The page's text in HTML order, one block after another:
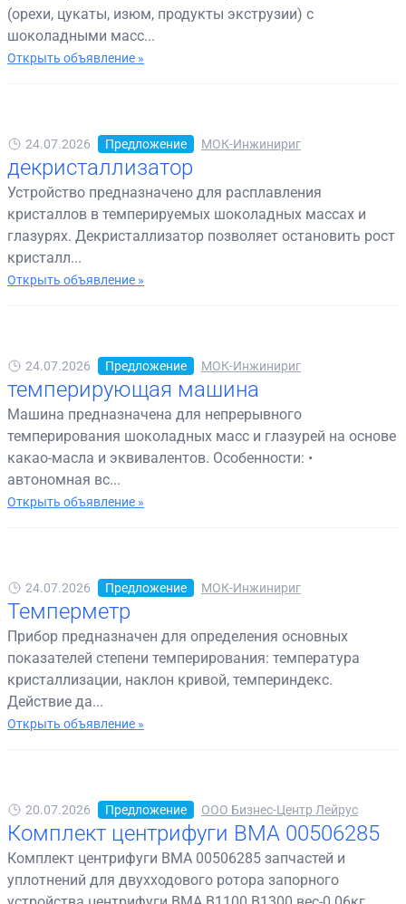
(орехи, цукаты, изюм, продукты экструзии) с
шоколадными масс...
Открыть объявление »
24.07.2026 Предложение МОК-Инжинириг
декристаллизатор
Устройство предназначено для расплавления
кристаллов в темперируемых шоколадных массах и
глазурях. Декристаллизатор позволяет остановить рост
кристалл...
Открыть объявление »
24.07.2026 Предложение МОК-Инжинириг
темперирующая машина
Машина предназначена для непрерывного
темперирования шоколадных масс и глазурей на основе
какао-масла и эквивалентов. Особенности: •
автономная вс...
Открыть объявление »
24.07.2026 Предложение МОК-Инжинириг
Темперметр
Прибор предназначен для определения основных
показателей степени темперирования: температура
кристаллизации, наклон кривой, темпериндекс.
Действие да...
Открыть объявление »
20.07.2026 Предложение ООО Бизнес-Центр Лейрус
Комплект центрифуги BMA 00506285
Комплект центрифуги BMA 00506285 запчастей и
уплотнений для двухходового ротора запорного